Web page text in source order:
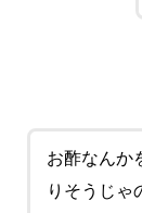
お酢なんか
りそうじゃ